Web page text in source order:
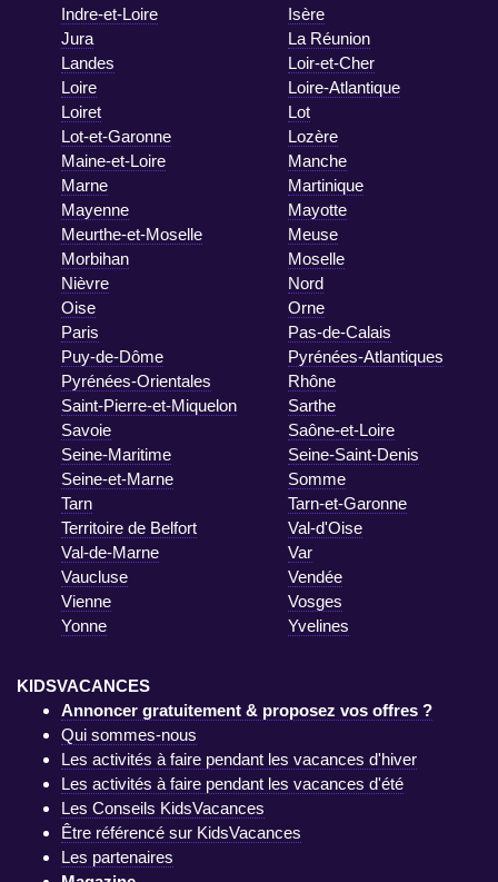
Indre-et-Loire
Isère
Jura
La Réunion
Landes
Loir-et-Cher
Loire
Loire-Atlantique
Loiret
Lot
Lot-et-Garonne
Lozère
Maine-et-Loire
Manche
Marne
Martinique
Mayenne
Mayotte
Meurthe-et-Moselle
Meuse
Morbihan
Moselle
Nièvre
Nord
Oise
Orne
Paris
Pas-de-Calais
Puy-de-Dôme
Pyrénées-Atlantiques
Pyrénées-Orientales
Rhône
Saint-Pierre-et-Miquelon
Sarthe
Savoie
Saône-et-Loire
Seine-Maritime
Seine-Saint-Denis
Seine-et-Marne
Somme
Tarn
Tarn-et-Garonne
Territoire de Belfort
Val-d'Oise
Val-de-Marne
Var
Vaucluse
Vendée
Vienne
Vosges
Yonne
Yvelines
KIDSVACANCES
Annoncer gratuitement & proposez vos offres ?
Qui sommes-nous
Les activités à faire pendant les vacances d'hiver
Les activités à faire pendant les vacances d'été
Les Conseils KidsVacances
Être référencé sur KidsVacances
Les partenaires